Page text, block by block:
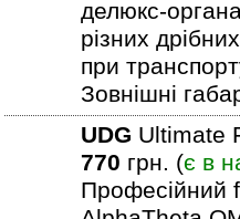
делюкс-
різних
при
Зовнішні
UDG Ultimate
770 грн. (є в
Професійний